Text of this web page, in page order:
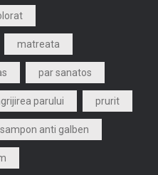
matreata
par sanatos
parului prurit
sampon anti galben